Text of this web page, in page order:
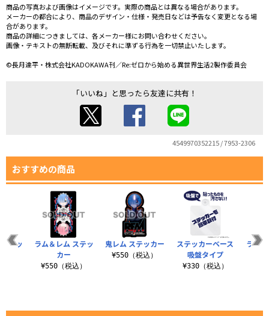
商品の写真および画像はイメージです。実際の商品とは異なる場合があります。
メーカーの都合により、商品のデザイン・仕様・発売日などは予告なく変更となる場
合があります。
商品の詳細につきましては、各メーカー様にお問い合わせください。
画像・テキストの無断転載、及びそれに準ずる行為を一切禁止いたします。
©長月達平・株式会社KADOKAWA刊／Re:ゼロから始める異世界生活2製作委員会
「いいね」と思ったら友達に共有！
4549970352215 / 7953-2306
おすすめの商品
鬼レム ステッカー
¥550（税込）
ステッカーベース
吸盤タイプ
¥330（税込）
ラム
テッ
ラム＆レム ステッ
カー
¥550（税込）